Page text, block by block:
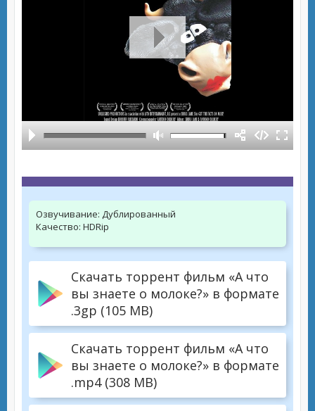
Озвучивание: Дублированный
Качество: HDRip
Скачать торрент фильм «А что
вы знаете о молоке?» в формате
.3gp (105 MB)
Скачать торрент фильм «А что
вы знаете о молоке?» в формате
.mp4 (308 MB)